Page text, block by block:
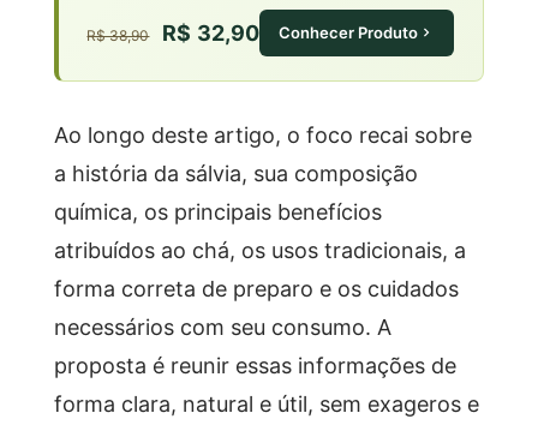
R$ 38,90 R$ 32,90 Conhecer Produto
Ao longo deste artigo, o foco recai sobre
a história da sálvia, sua composição
química, os principais benefícios
atribuídos ao chá, os usos tradicionais, a
forma correta de preparo e os cuidados
necessários com seu consumo. A
proposta é reunir essas informações de
forma clara, natural e útil, sem exageros e